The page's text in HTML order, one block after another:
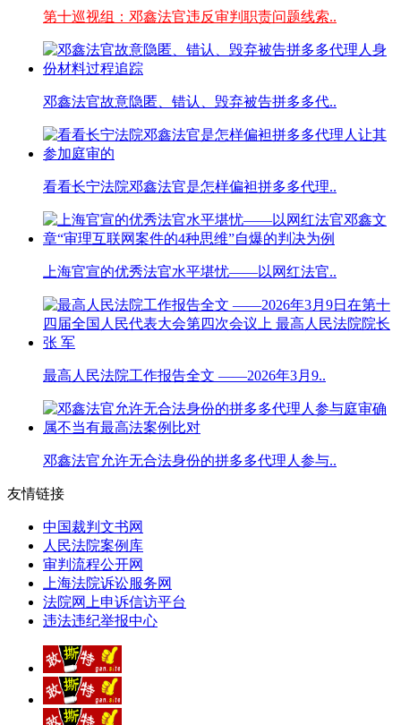
第十巡视组：邓鑫法官违反审判职责问题线索..
邓鑫法官故意隐匿、错认、毁弃被告拼多多代..
看看长宁法院邓鑫法官是怎样偏袒拼多多代理..
上海官宣的优秀法官水平堪忧——以网红法官..
最高人民法院工作报告全文 ——2026年3月9..
邓鑫法官允许无合法身份的拼多多代理人参与..
友情链接
中国裁判文书网
人民法院案例库
审判流程公开网
上海法院诉讼服务网
法院网上申诉信访平台
违法违纪举报中心